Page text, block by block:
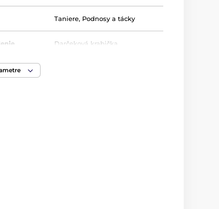
Taniere, Podnosy a tácky
Darčeková krabička